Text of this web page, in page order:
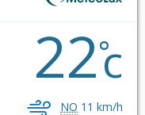
22°c
NO 11 km/h